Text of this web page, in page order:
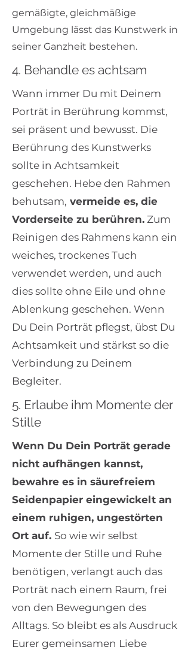
gemäßigte, gleichmäßige
Umgebung lässt das Kunstwerk in
seiner Ganzheit bestehen.
4. Behandle es achtsam
Wann immer Du mit Deinem
Porträt in Berührung kommst,
sei präsent und bewusst. Die
Berührung des Kunstwerks
sollte in Achtsamkeit
geschehen. Hebe den Rahmen
behutsam, vermeide es, die
Vorderseite zu berühren. Zum
Reinigen des Rahmens kann ein
weiches, trockenes Tuch
verwendet werden, und auch
dies sollte ohne Eile und ohne
Ablenkung geschehen. Wenn
Du Dein Porträt pflegst, übst Du
Achtsamkeit und stärkst so die
Verbindung zu Deinem
Begleiter.
5. Erlaube ihm Momente der
Stille
Wenn Du Dein Porträt gerade
nicht aufhängen kannst,
bewahre es in säurefreiem
Seidenpapier eingewickelt an
einem ruhigen, ungestörten
Ort auf. So wie wir selbst
Momente der Stille und Ruhe
benötigen, verlangt auch das
Porträt nach einem Raum, frei
von den Bewegungen des
Alltags. So bleibt es als Ausdruck
Eurer gemeinsamen Liebe